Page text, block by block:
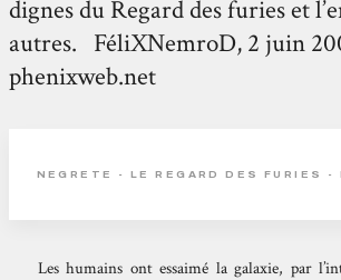
dignes du Regard des furies et
autres. FéliXNemroD, 2 juin
phenixweb.net
NEGRETE - LE REGARD DES FURIES -
Les humains ont essaimé la galaxie, par